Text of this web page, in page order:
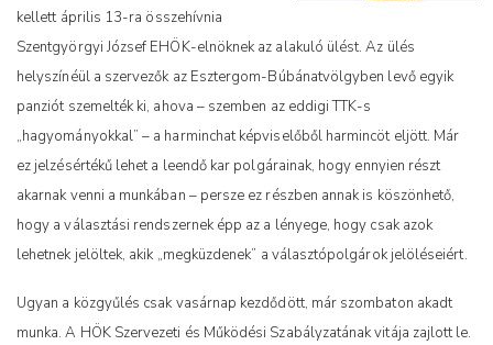
kellett április 13-ra összehívnia
Szentgyörgyi József EHÖK-elnöknek az alakuló ülést. Az ülés
helyszínéül a szervezők az Esztergom-Búbánatvölgyben levő egyik
panziót szemelték ki, ahova – szemben az eddigi TTK-s
„hagyományokkal” – a harminchat képviselőből harmincöt eljött. Már
ez jelzésértékű lehet a leendő kar polgárainak, hogy ennyien részt
akarnak venni a munkában – persze ez részben annak is köszönhető,
hogy a választási rendszernek épp az a lényege, hogy csak azok
lehetnek jelöltek, akik „megküzdenek” a választópolgárok jelöléseiért.
Ugyan a közgyűlés csak vasárnap kezdődött, már szombaton akadt
munka. A HÖK Szervezeti és Működési Szabályzatának vitája zajlott le.